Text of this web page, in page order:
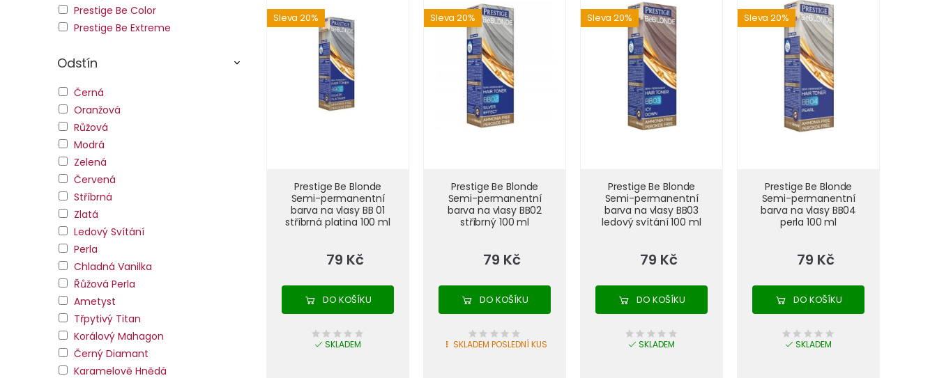
Sleva 20%
Prestige Be Blonde
Semi-permanentní
barva na vlasy BB 01
stříbrná platina 100 ml
79 Kč
DO KOŠÍKU
SKLADEM
Sleva 20%
Prestige Be Blonde
Semi-permanentní
barva na vlasy BB02
stříbrný 100 ml
79 Kč
DO KOŠÍKU
SKLADEM POSLEDNÍ KUS
Sleva 20%
Prestige Be Blonde
Semi-permanentní
barva na vlasy BB03
ledový svítání 100 ml
79 Kč
DO KOŠÍKU
SKLADEM
Sleva 20%
Prestige Be Blonde
Semi-permanentní
barva na vlasy BB04
perla 100 ml
79 Kč
DO KOŠÍKU
SKLADEM
Prestige Be Color
Prestige Be Extreme
Odstín
Černá
Oranžová
Růžová
Modrá
Zelená
Červená
Stříbrná
Zlatá
Ledový Svítání
Perla
Chladná Vanilka
Řůžová Perla
Ametyst
Třpytivý Titan
Korálový Mahagon
Černý Diamant
Karamelově Hnědá